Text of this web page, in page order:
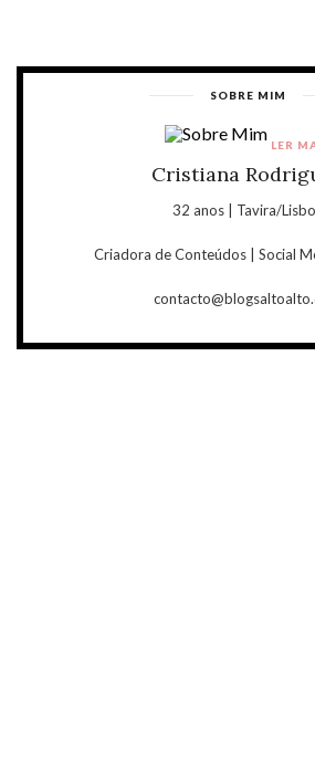
SOBRE MIM
Cristiana
32 anos | Tavira/
Criadora de Conteúdos | Social
LER